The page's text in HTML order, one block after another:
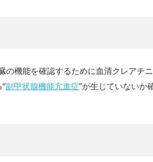
の機能を確認するために血清クレアチ
副甲状腺機能亢進症”が生じていないか